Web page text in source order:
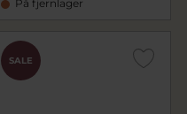
På fjernlager
SALE